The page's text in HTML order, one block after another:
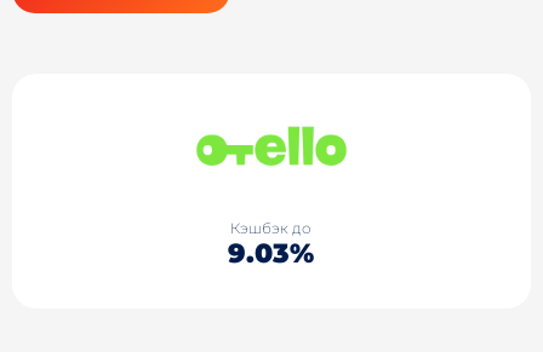
Кэшбэк до
9.03%